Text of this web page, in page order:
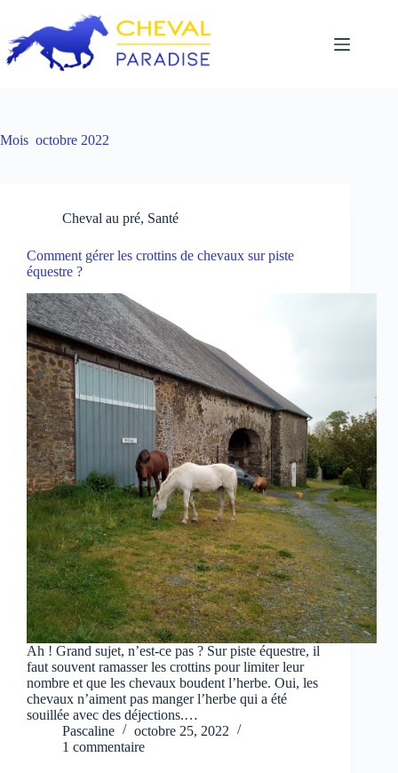
contenu
Mois octobre 2022
Cheval au pré, Santé
Comment gérer les crottins de chevaux sur piste
équestre ?
Ah ! Grand sujet, n’est-ce pas ? Sur piste équestre, il
faut souvent ramasser les crottins pour limiter leur
nombre et que les chevaux boudent l’herbe. Oui, les
chevaux n’aiment pas manger l’herbe qui a été
souillée avec des déjections.…
Pascaline
octobre 25, 2022
1 commentaire